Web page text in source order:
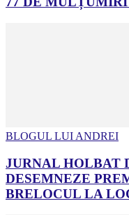
BLOGUL LUI ANDREI
JURNAL HOLBAT
DESEMNEZE
BRELOCUL LA